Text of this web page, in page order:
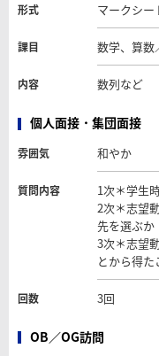
形式 マークシー
課目 数学、算数
内容 数列など
個人面接・集団面接
雰囲気 和やか
質問内容
1次＊学生
2次＊志望
先を選ぶか
3次＊志望
とから得
回数 3回
OB／OG訪問